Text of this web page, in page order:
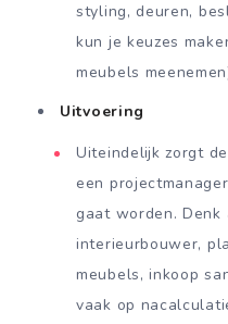
styling, deuren,
kun je keuzes
meubels
Uitvoering
Uiteindelijk zorgt
een
gaat worden.
interieurbouwer,
meubels, inkoop
vaak op